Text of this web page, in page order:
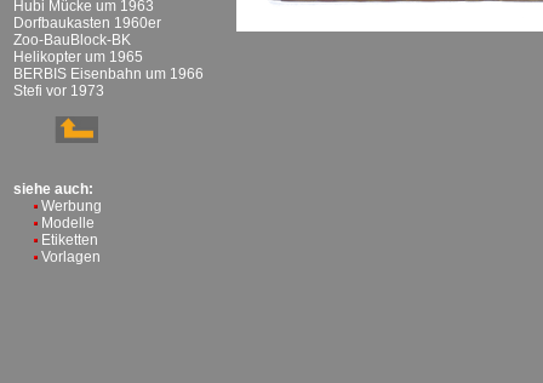
Hubi Mücke um 1963
Dorfbaukasten 1960er
Zoo-BauBlock-BK
Helikopter um 1965
BERBIS Eisenbahn um 1966
Stefi vor 1973
siehe auch:
Werbung
Modelle
Etiketten
Vorlagen